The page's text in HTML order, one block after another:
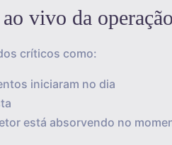
vivo da operação
críticos como:
iniciaram no dia
está absorvendo no